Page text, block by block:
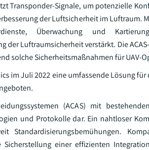
Transponder-Signale, um potenzielle
der Luftsicherheit im Luftraum.
Überwachung und
Luftraumsicherheit verstärkt. Die
solche Sicherheitsmaßnahmen für UAV-
im Juli 2022 eine umfassende Lösung
(ACAS) mit
und Protokolle dar. Ein nahtloser
Standardisierungsbemühungen.
einer effizienten